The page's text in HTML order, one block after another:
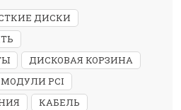
ДИСКИ
ДИСКОВАЯ КОРЗИНА
МОДУЛИ PCI
КАБЕЛЬ